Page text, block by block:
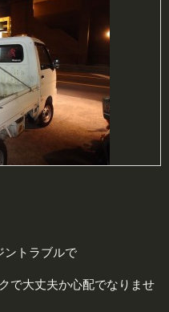
ントラブルで
で大丈夫か心配でなりませ